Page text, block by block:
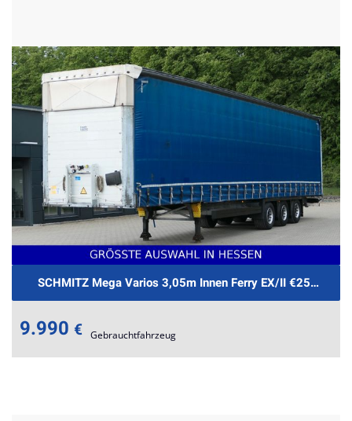
SCHMITZ Mega Varios 3,05m Innen Ferry EX/II €259.-mtl.
9.990 € Gebrauchtfahrzeug